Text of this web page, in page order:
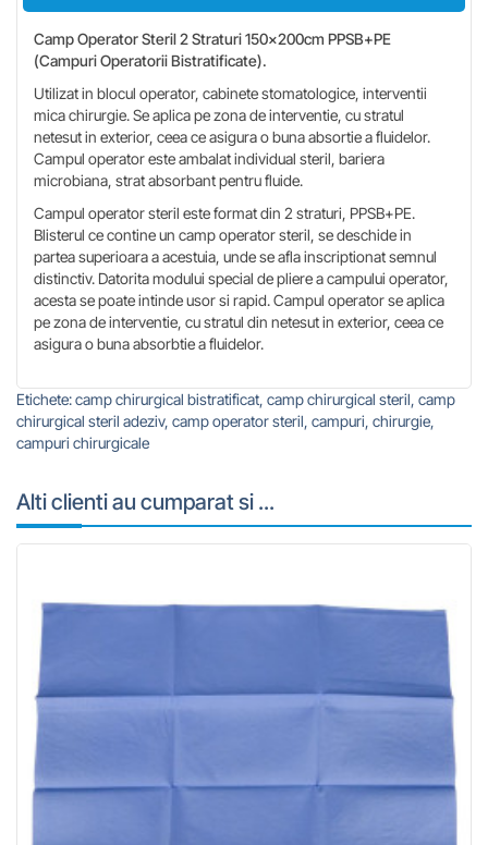
Camp Operator Steril 2 Straturi 150x200cm PPSB+PE
(campuri Operatorii Bistratificate).
Utilizat in blocul operator, cabinete stomatologice, interventii
mica chirurgie. Se aplica pe zona de interventie, cu stratul
netesut in exterior, ceea ce asigura o buna absortie a fluidelor.
Campul operator este ambalat individual steril, bariera
microbiana, strat absorbant pentru fluide.
Campul operator steril este format din 2 straturi, PPSB+PE.
Blisterul ce contine un camp operator steril, se deschide in
partea superioara a acestuia, unde se afla inscriptionat semnul
distinctiv. Datorita modului special de pliere a campului operator,
acesta se poate intinde usor si rapid. Campul operator se aplica
pe zona de interventie, cu stratul din netesut in exterior, ceea ce
asigura o buna absorbtie a fluidelor.
Etichete:camp chirurgical bistratificat, camp chirurgical steril, camp
chirurgical steril adeziv, camp operator steril, campuri, chirurgie,
campuri chirurgicale
Alti clienti au cumparat si ...